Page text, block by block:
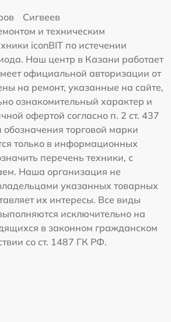
Сигвеев
и техническим
iconBIT по истечении
Наш центр в Казани работает
официальной авторизации от
на ремонт, указанные на сайте,
ознакомительный характер и
офертой согласно п. 2 ст. 437
торговой марки
только в информационных
перечень техники, с
Наша организация не
указанных товарных
их интересы. Все виды
исключительно на
в законном гражданском
со ст. 1487 ГК РФ.